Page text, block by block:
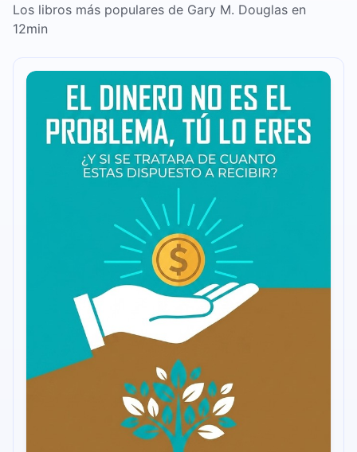
Los libros más populares de Gary M. Douglas en
12min